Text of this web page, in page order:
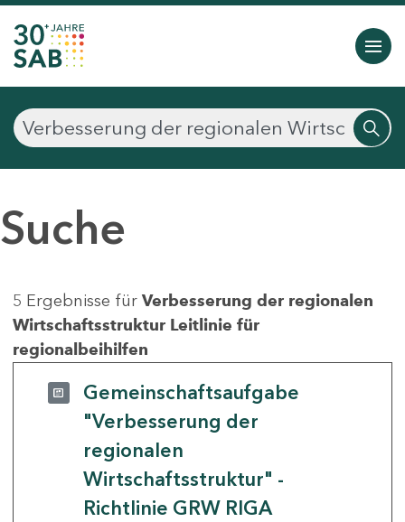
Suche
5 Ergebnisse für Verbesserung der regionalen
Wirtschaftsstruktur Leitlinie für
regionalbeihilfen
Gemeinschaftsaufgabe
"Verbesserung der
regionalen
Wirtschaftsstruktur" -
Richtlinie GRW RIGA